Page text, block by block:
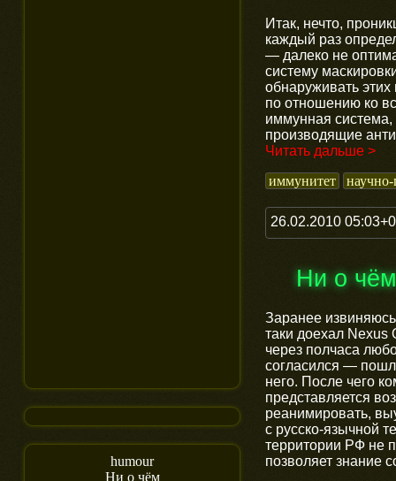
humour
Ни о чём
Итак, нечто,
каждый раз
— далеко не
систему
обнаруживать
по отношению ко
иммунная
производящие
Читать дальше >
иммунитет
26.02.2010
Ни о чём
Заранее
таки доехал Nexus
через полчаса
согласился —
него. После чего
представляется
реанимировать,
с русско-язычной
территории РФ не
позволяет знание